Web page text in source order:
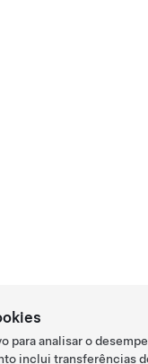
analisar o
inclui transferências